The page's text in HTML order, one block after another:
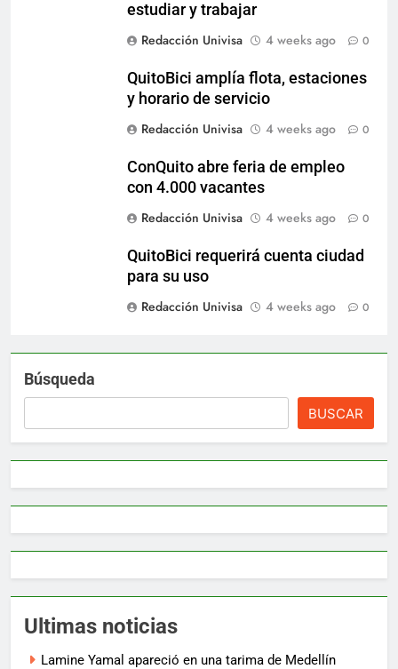
estudiar y trabajar
Redacción Univisa
4 weeks ago 0
QuitoBici amplía flota, estaciones
y horario de servicio
Redacción Univisa
4 weeks ago 0
ConQuito abre feria de empleo
con 4.000 vacantes
Redacción Univisa
4 weeks ago 0
QuitoBici requerirá cuenta ciudad
para su uso
Redacción Univisa
4 weeks ago 0
Búsqueda
BUSCAR
Ultimas noticias
Lamine Yamal apareció en una tarima de Medellín